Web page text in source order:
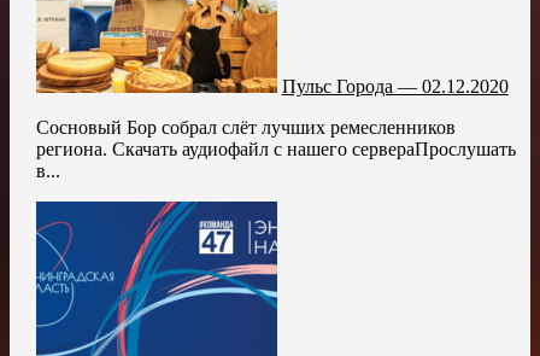
Пульс Города — 02.12.2020
Сосновый Бор собрал слёт лучших ремесленников
региона. Скачать аудиофайл с нашего сервераПрослушать
в...